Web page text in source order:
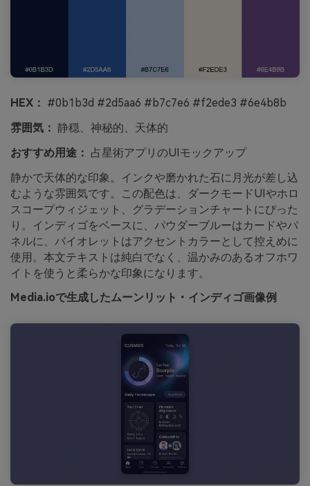
HEX： #0b1b3d #2d5aa6 #b7c7e6 #f2ede3 #6e4b8b
雰囲気： 静穏、神秘的、天体的
おすすめ用途： 占星術アプリのUIモックアップ
静かで天体的な印象。インクや磨かれた石に月光が差し込
むような雰囲気です。この配色は、ダークモードUIやホロ
スコープウィジェット、グラデーションチャートにぴった
り。インディゴをベースに、パウダーブルーはカードやパ
ネルに、バイオレットはアクセントカラーとして控えめに
使用。本文テキストは純白でなく、温かみのあるオフホワ
イトを使うと柔らかな印象になります。
Media.ioで生成したムーンリット・インディゴ画像例